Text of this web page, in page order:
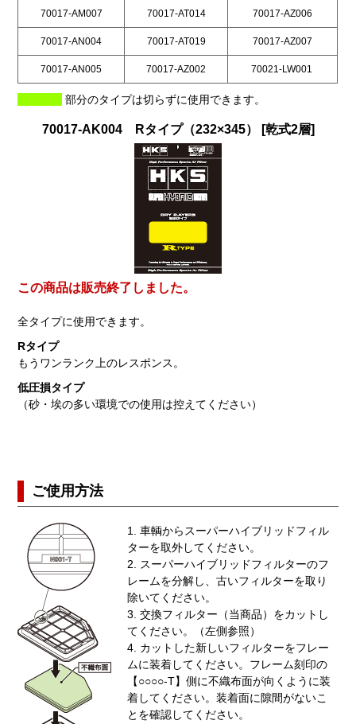
70017-AM007 70017-AT014 70017-AZ006
70017-AN004 70017-AT019 70017-AZ007
70017-AN005 70017-AZ002 70021-LW001
部分のタイプは切らずに使用できます。
70017-AK004 Rタイプ（232×345） [乾式2層]
この商品は販売終了しました。
全タイプに使用できます。
Rタイプ
もうワンランク上のレスポンス。
低圧損タイプ
（砂・埃の多い環境での使用は控えてください）
ご使用方法
1. 車輌からスーパーハイブリッドフィル
ターを取外してください。
2. スーパーハイブリッドフィルターのフ
レームを分解し、古いフィルターを取り
除いてください。
3. 交換フィルター（当商品）をカットし
てください。（左側参照）
4. カットした新しいフィルターをフレー
ムに装着してください。フレーム刻印の
【○○○○-T】側に不織布面が向くように装
着してください。装着面に隙間がないこ
とを確認してください。